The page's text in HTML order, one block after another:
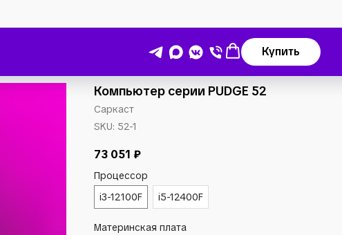
Купить
Компьютер серии PUDGE 52
Саркаст
SKU: 52-1
73 051 ₽
Процессор
i3-12100F
i5-12400F
Материнская плата